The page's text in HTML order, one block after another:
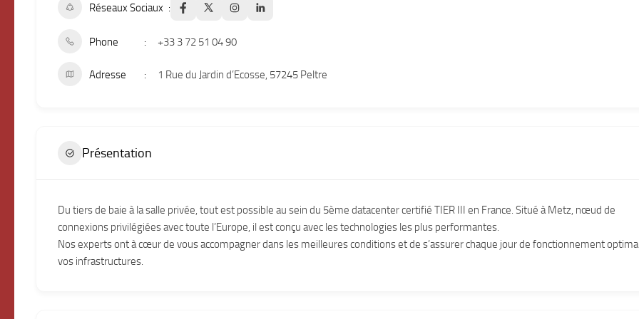
Réseaux Sociaux
Phone +33 3 72 51 04 90
Adresse 1 Rue du Jardin d’Ecosse, 57245 Peltre
Présentation
Du tiers de baie à la salle privée, tout est possible au sein du 5ème datacenter certifié TIER III en France. Situé à Metz, nœud de
connexions privilégiées avec toute l’Europe, il est conçu avec les technologies les plus performantes.
Nos experts ont à cœur de vous accompagner dans les meilleures conditions et de s’assurer chaque jour de fonctionnement
vos infrastructures.